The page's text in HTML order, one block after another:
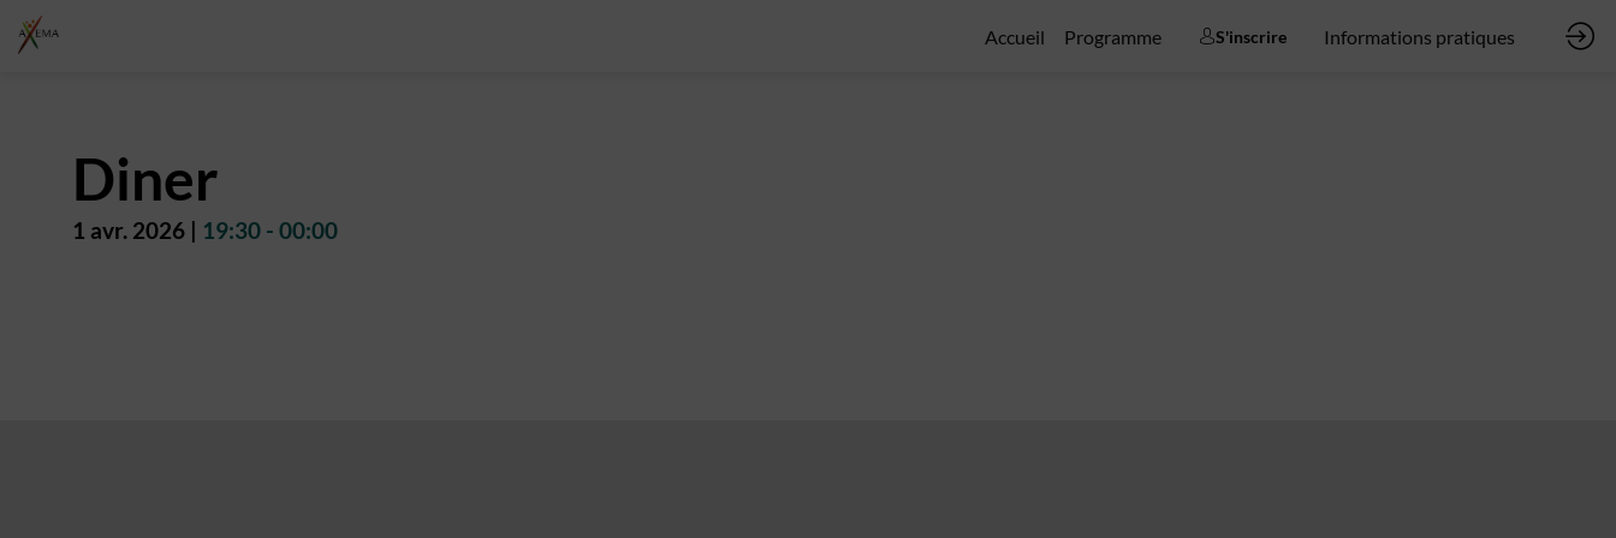
Accueil Programme S'inscrire Informations pratiques
Diner
1 avr. 2026 19:30 - 00:00